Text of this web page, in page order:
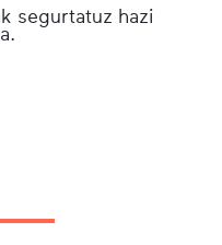
segurtatuz hazi